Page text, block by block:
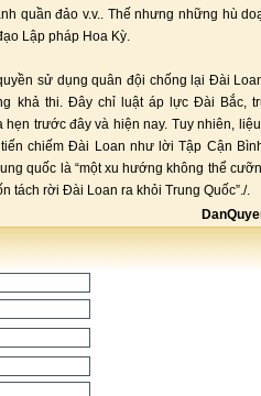
quần đảo v.v.. Thế nhưng những hù
Lập pháp Hoa Kỳ.
sử dụng quân đội chống lại Đài
khả thi. Đây chỉ luật áp lực Đài Bắc,
trước đây và hiện nay. Tuy nhiên,
chiếm Đài Loan như lời Tập Cận
quốc là “một xu hướng không thể
tách rời Đài Loan ra khỏi Trung Quốc”./.